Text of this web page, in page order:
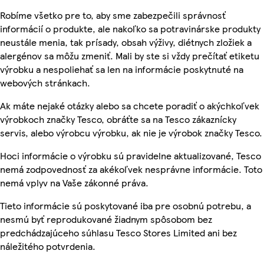
Robíme všetko pre to, aby sme zabezpečili správnosť
informácií o produkte, ale nakoľko sa potravinárske produkty
neustále menia, tak prísady, obsah výživy, diétnych zložiek a
alergénov sa môžu zmeniť. Mali by ste si vždy prečítať etiketu
výrobku a nespoliehať sa len na informácie poskytnuté na
webových stránkach.
Ak máte nejaké otázky alebo sa chcete poradiť o akýchkoľvek
výrobkoch značky Tesco, obráťte sa na Tesco zákaznícky
servis, alebo výrobcu výrobku, ak nie je výrobok značky Tesco.
Hoci informácie o výrobku sú pravidelne aktualizované, Tesco
nemá zodpovednosť za akékoľvek nesprávne informácie. Toto
nemá vplyv na Vaše zákonné práva.
Tieto informácie sú poskytované iba pre osobnú potrebu, a
nesmú byť reprodukované žiadnym spôsobom bez
predchádzajúceho súhlasu Tesco Stores Limited ani bez
náležitého potvrdenia.